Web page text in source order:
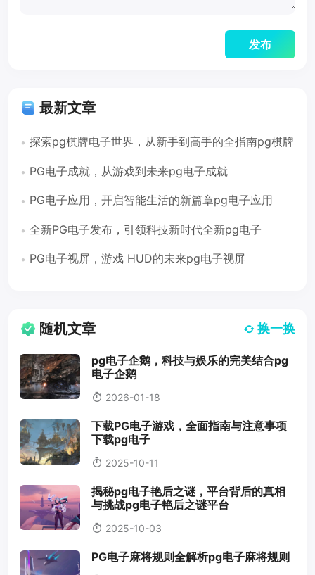
最新文章
探索pg棋牌电子世界，从新手到高手的全指南pg棋牌
PG电子成就，从游戏到未来pg电子成就
PG电子应用，开启智能生活的新篇章pg电子应用
全新PG电子发布，引领科技新时代全新pg电子
PG电子视屏，游戏 HUD的未来pg电子视屏
随机文章 换一换
pg电子企鹅，科技与娱乐的完美结合pg
电子企鹅
2026-01-18
下载PG电子游戏，全面指南与注意事项
下载pg电子
2025-10-11
揭秘pg电子艳后之谜，平台背后的真相
与挑战pg电子艳后之谜平台
2025-10-03
PG电子麻将规则全解析pg电子麻将规则